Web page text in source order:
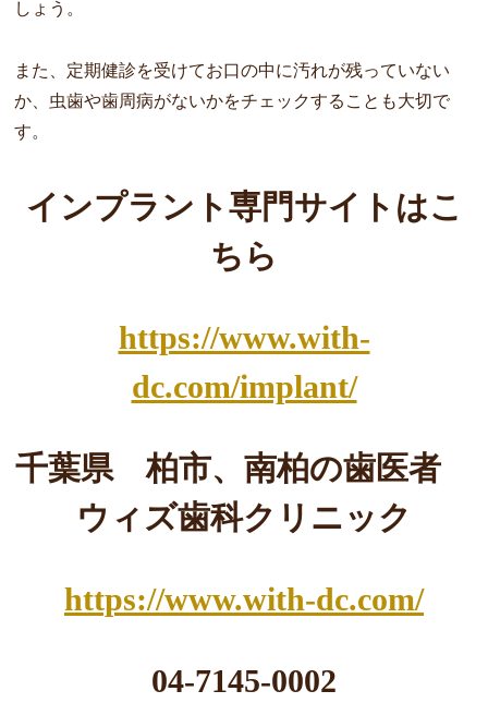
しょう。
また、定期健診を受けてお口の中に汚れが残っていない
か、虫歯や歯周病がないかをチェックすることも大切で
す。
インプラント専門サイトはこ
ちら
https://www.with-
dc.com/implant/
千葉県 柏市、南柏の歯医者
ウィズ歯科クリニック
https://www.with-dc.com/
04-7145-0002